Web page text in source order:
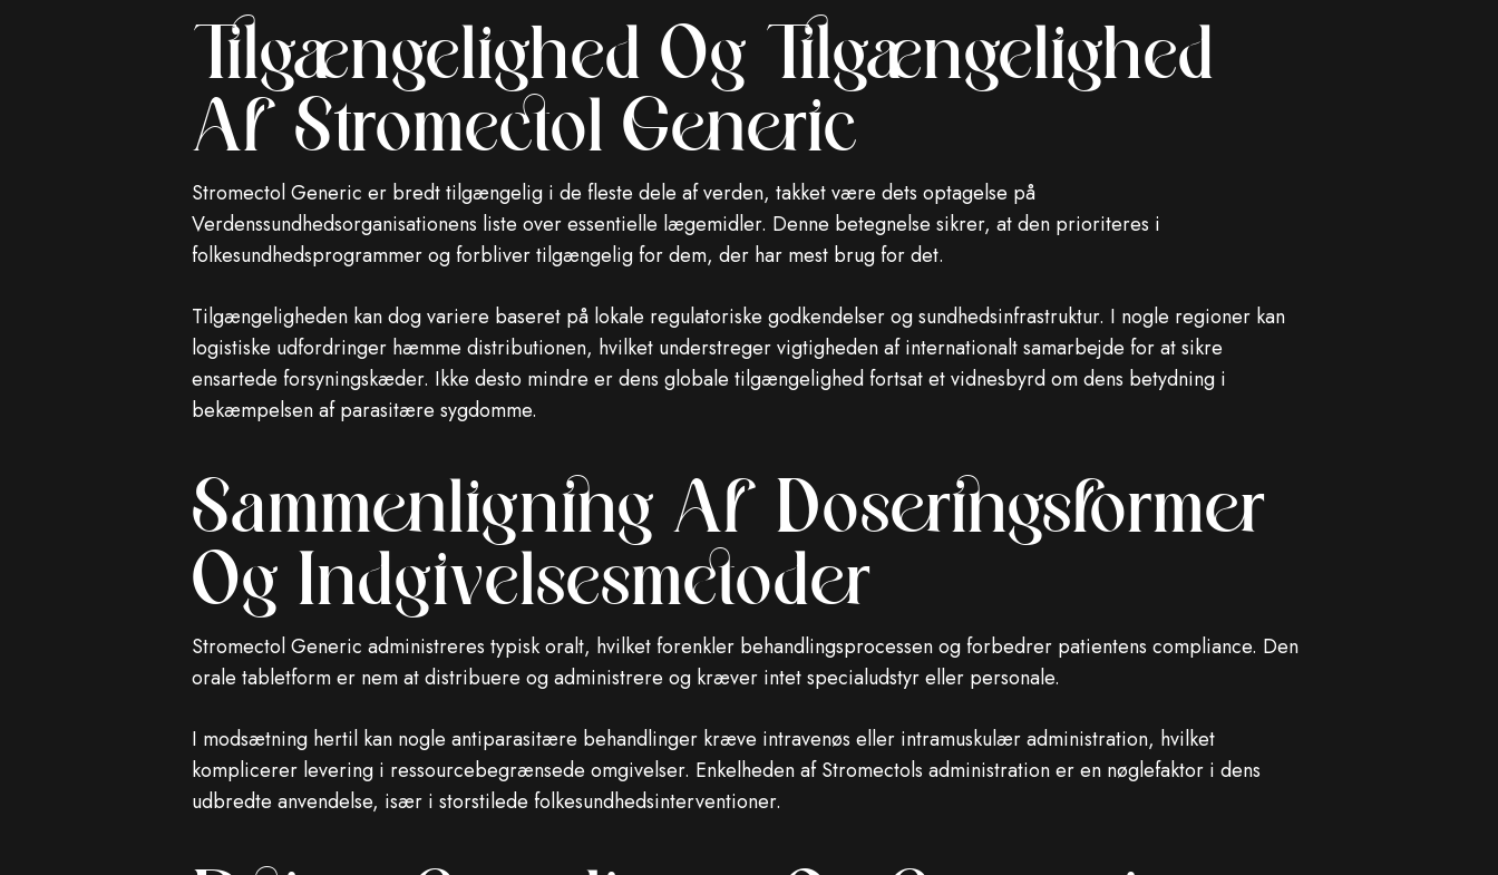
Tilgængelighed Og Tilgængelighed
Af Stromectol Generic
Stromectol Generic er bredt tilgængelig i de fleste dele af verden, takket være dets optagelse på
Verdenssundhedsorganisationens liste over essentielle lægemidler. Denne betegnelse sikrer, at den prioriteres i
folkesundhedsprogrammer og forbliver tilgængelig for dem, der har mest brug for det.
Tilgængeligheden kan dog variere baseret på lokale regulatoriske godkendelser og sundhedsinfrastruktur. I nogle regioner kan
logistiske udfordringer hæmme distributionen, hvilket understreger vigtigheden af ​​internationalt samarbejde for at sikre
ensartede forsyningskæder. Ikke desto mindre er dens globale tilgængelighed fortsat et vidnesbyrd om dens betydning i
bekæmpelsen af ​​parasitære sygdomme.
Sammenligning Af Doseringsformer
Og Indgivelsesmetoder
Stromectol Generic administreres typisk oralt, hvilket forenkler behandlingsprocessen og forbedrer patientens compliance. Den
orale tabletform er nem at distribuere og administrere og kræver intet specialudstyr eller personale.
I modsætning hertil kan nogle antiparasitære behandlinger kræve intravenøs eller intramuskulær administration, hvilket
komplicerer levering i ressourcebegrænsede omgivelser. Enkelheden af ​​Stromectols administration er en nøglefaktor i dens
udbredte anvendelse, især i storstilede folkesundhedsinterventioner.